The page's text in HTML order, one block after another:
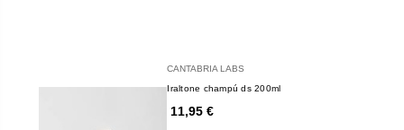
CANTABRIA LABS
Iraltone champú ds 200ml
11,95 €